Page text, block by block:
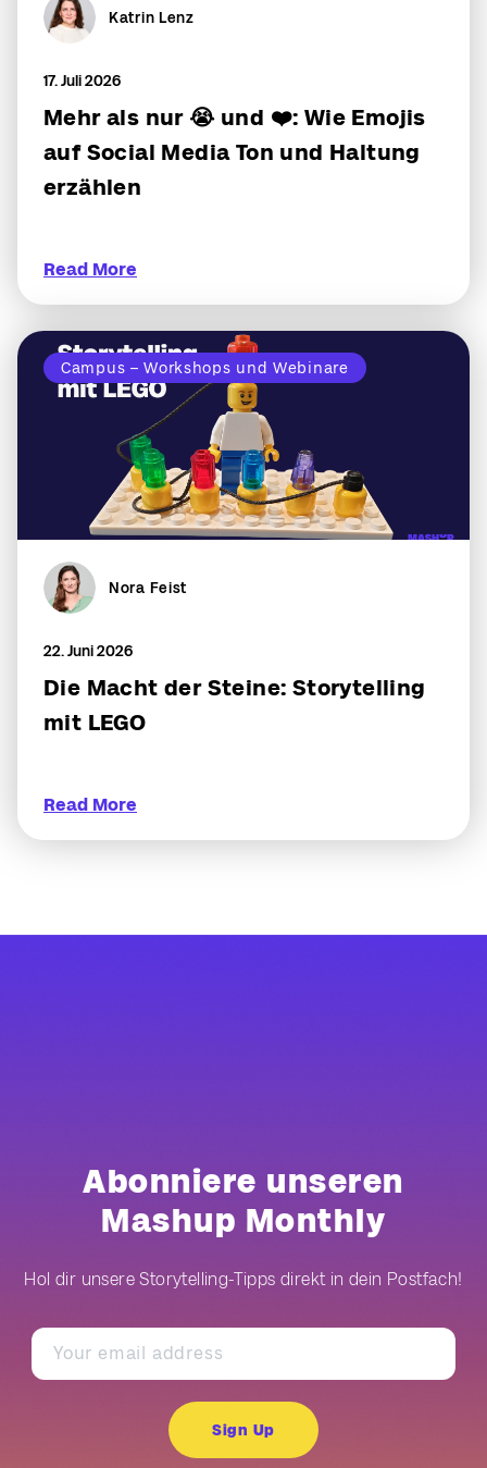
Katrin Lenz
17. Juli 2026
Mehr als nur 😭 und ❤️: Wie Emojis
auf Social Media Ton und Haltung
erzählen
Read More
Campus – Workshops und Webinare
Nora Feist
22. Juni 2026
Die Macht der Steine: Storytelling
mit LEGO
Read More
Abonniere unseren
Mashup Monthly
Hol dir unsere Storytelling-Tipps direkt in dein Postfach!